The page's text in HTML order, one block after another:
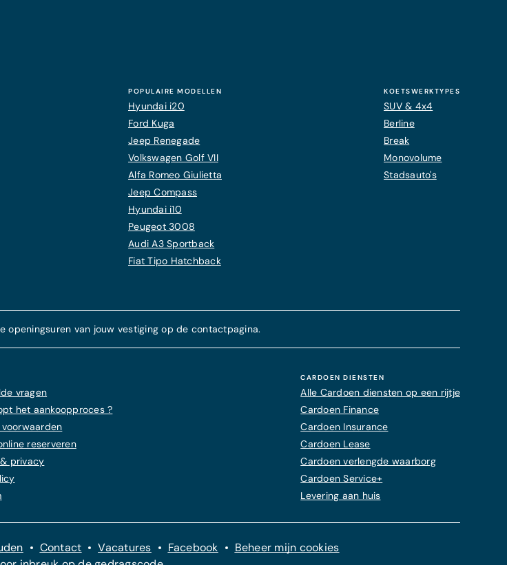
POPULAIRE MODELLEN
Hyundai i20
Ford Kuga
Jeep Renegade
Volkswagen Golf VII
Alfa Romeo Giulietta
Jeep Compass
Hyundai i10
Peugeot 3008
Audi A3 Sportback
Fiat Tipo Hatchback
KOETSWERKTYPES
SUV & 4x4
Berline
Break
Monovolume
Stadsauto's
openingsuren van jouw vestiging op de contactpagina.
vragen
het aankoopproces ?
reserveren
privacy
CARDOEN DIENSTEN
Alle Cardoen diensten op een rijtje
Cardoen Finance
Cardoen Insurance
Cardoen Lease
Cardoen verlengde waarborg
Cardoen Service+
Levering aan huis
Contact Vacatures Facebook
Beheer mijn cookies